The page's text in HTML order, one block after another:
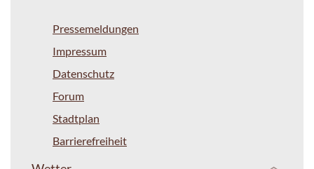
Pressemeldungen
Impressum
Datenschutz
Forum
Stadtplan
Barrierefreiheit